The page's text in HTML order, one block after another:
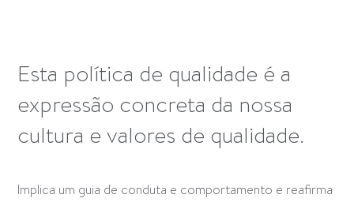
Esta política de qualidade é a
expressão concreta da nossa
cultura e valores de qualidade.
Implica um guia de conduta e comportamento e reafirma